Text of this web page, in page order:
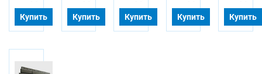
Купить Купить Купить Купить Купить